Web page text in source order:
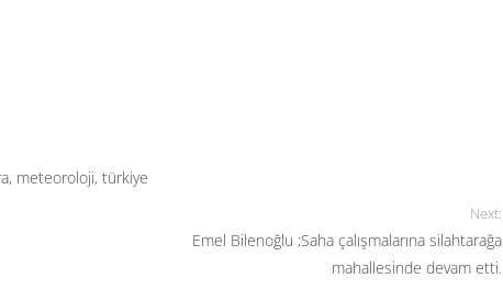
, meteoroloji, türkiye
Next:
Emel Bilenoğlu ;Saha çalışmalarına silahtarağa
mahallesinde devam etti.